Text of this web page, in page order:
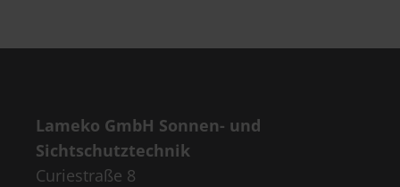
Lameko GmbH Sonnen- und
Sichtschutztechnik
Curiestraße 8